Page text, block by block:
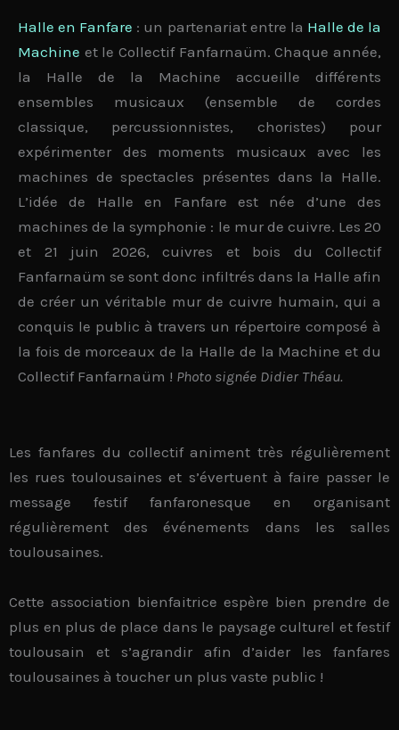
Halle en Fanfare : un partenariat entre la Halle de la
Machine et le Collectif Fanfarnaüm. Chaque année,
la Halle de la Machine accueille différents
ensembles musicaux (ensemble de cordes
classique, percussionnistes, choristes) pour
expérimenter des moments musicaux avec les
machines de spectacles présentes dans la Halle.
L’idée de Halle en Fanfare est née d’une des
machines de la symphonie : le mur de cuivre. Les 20
et 21 juin 2026, cuivres et bois du Collectif
Fanfarnaüm se sont donc infiltrés dans la Halle afin
de créer un véritable mur de cuivre humain, qui a
conquis le public à travers un répertoire composé à
la fois de morceaux de la Halle de la Machine et du
Collectif Fanfarnaüm ! Photo signée Didier Théau.
Les fanfares du collectif animent très régulièrement
les rues toulousaines et s’évertuent à faire passer le
message festiffanfaronesque en organisant
régulièrement des événements dans les salles
toulousaines.
Cette association bienfaitrice espère bien prendre de
plus en plus de place dans le paysage culturel et festif
toulousain et s’agrandir afin d’aider les fanfares
toulousaines à toucher un plus vaste public !